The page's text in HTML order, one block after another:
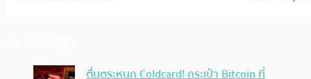
ตื่นตระหนก Coldcard! กระเป๋า Bitcoin ที่